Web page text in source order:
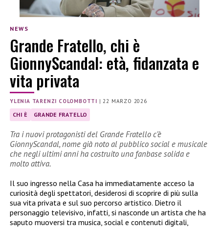
NEWS
Grande Fratello, chi è
GionnyScandal: età, fidanzata e
vita privata
YLENIA TARENZI COLOMBOTTI |22 MARZO 2026
CHI È GRANDE FRATELLO
Tra i nuovi protagonisti del Grande Fratello c’è
GionnyScandal, nome già noto al pubblico social e musicale
che negli ultimi anni ha costruito una fanbase solida e
molto attiva.
Il suo ingresso nella Casa ha immediatamente acceso la
curiosità degli spettatori, desiderosi di scoprire di più sulla
sua vita privata e sul suo percorso artistico. Dietro il
personaggio televisivo, infatti, si nasconde un artista che ha
saputo muoversi tra musica, social e contenuti digitali,